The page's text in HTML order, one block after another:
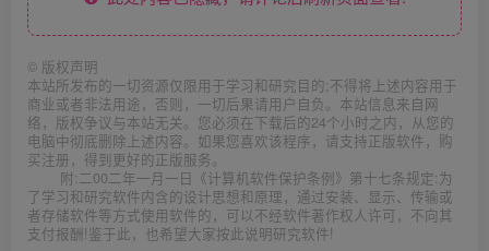
© 版权声明
本站所发布的一切资源仅限用于学习和研究目的;不得将上述内容用于
商业或者非法用途，否则，一切后果请用户自负。本站信息来自网
络，版权争议与本站无关。您必须在下载后的24个小时之内，从您的
电脑中彻底删除上述内容。如果您喜欢该程序，请支持正版软件，购
买注册，得到更好的正版服务。
附:二00二年一月一日《计算机软件保护条例》第十七条规定:为
了学习和研究软件内含的设计思想和原理，通过安装、显示、传输或
者存储软件等方式使用软件的，可以不经软件著作权人许可，不向其
支付报酬!鉴于此，也希望大家按此说明研究软件!